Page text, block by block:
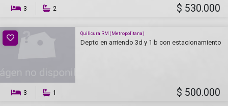
3 2 $ 530.000
Quilicura RM (Metropolitana)
Depto en arriendo 3d y 1 b con estacionamiento
3 1 $ 500.000